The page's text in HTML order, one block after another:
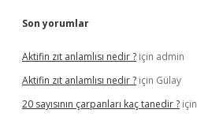
Son yorumlar
Aktifin zıt anlamlısı nedir ? için admin
Aktifin zıt anlamlısı nedir ? için Gülay
20 sayısının çarpanları kaç tanedir ? için